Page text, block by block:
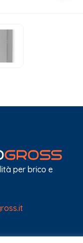
per brico e